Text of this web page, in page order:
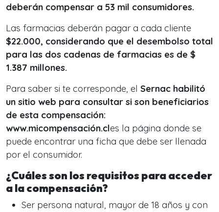
deberán compensar a 53 mil consumidores.
Las farmacias deberán pagar a cada cliente
$22.000, considerando que el desembolso total
para las dos cadenas de farmacias es de $
1.387 millones.
Para saber si te corresponde, el Sernac habilitó
un sitio web para consultar si son beneficiarios
de esta compensación:
www.micompensación.cles la página donde se
puede encontrar una ficha que debe ser llenada
por el consumidor.
¿Cuáles son los requisitos para acceder
a la compensación?
Ser persona natural, mayor de 18 años y con